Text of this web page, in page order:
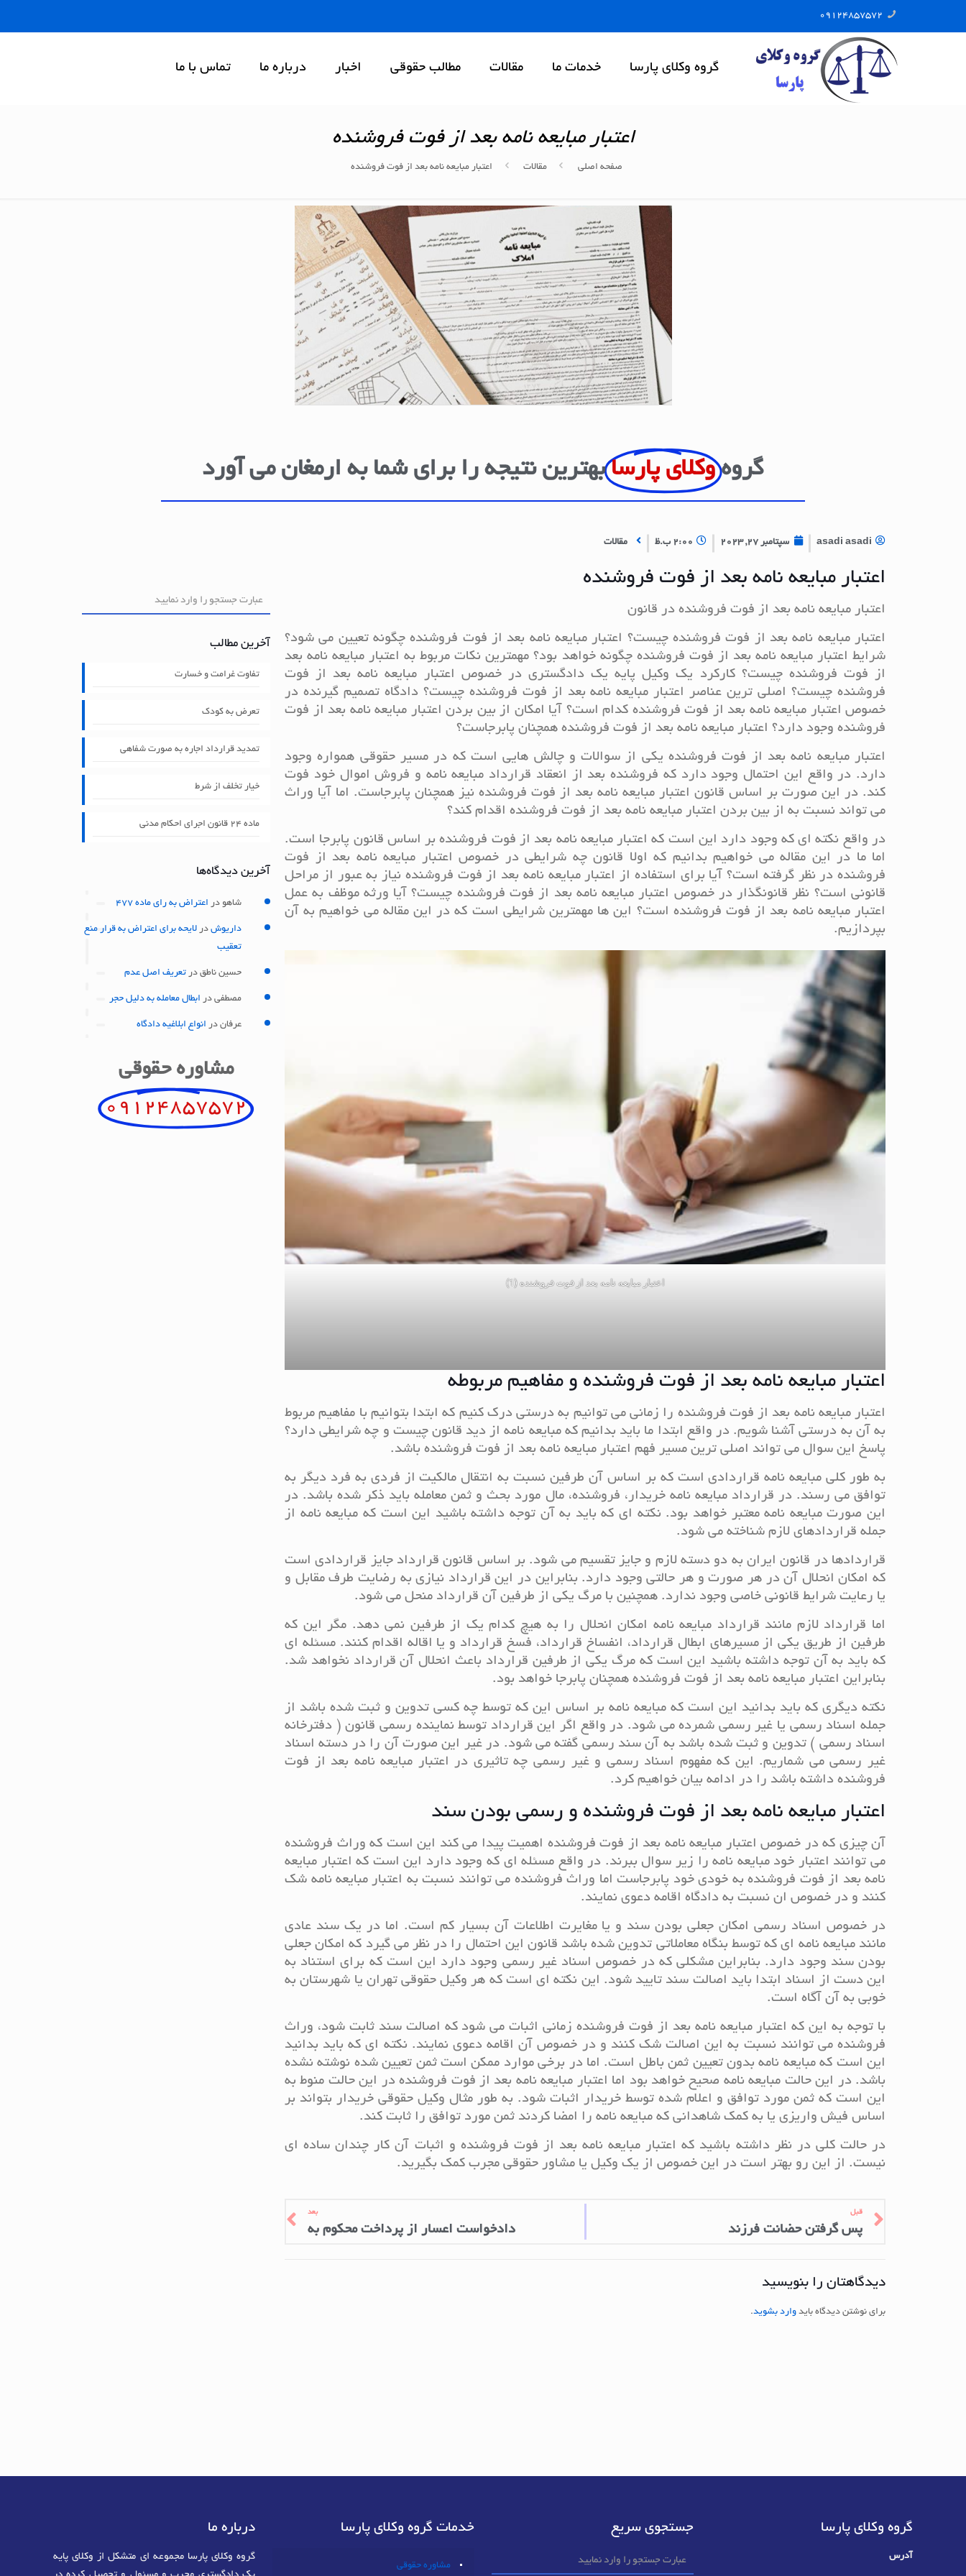
09124857572
گروه وکلای پارسا خدمات ما مقالات مطالب حقوقی اخبار درباره ما تماس با ما
اعتبار مبایعه نامه بعد از فوت فروشنده
صفحه اصلی مقالات اعتبار مبایعه نامه بعد از فوت فروشنده
گروه وکلای پارسا بهترین نتیجه را برای شما به ارمغان می آورد
asadi asadi سپتامبر 27, 2023 2:00 ب.ظ مقالات
اعتبار مبایعه نامه بعد از فوت فروشنده
اعتبار مبایعه نامه بعد از فوت فروشنده در قانون
اعتبار مبایعه نامه بعد از فوت فروشنده چیست؟ اعتبار مبایعه نامه بعد از فوت فروشنده چگونه تعیین می شود؟
شرایط اعتبار مبایعه نامه بعد از فوت فروشنده چگونه خواهد بود؟ مهمترین نکات مربوط به اعتبار مبایعه نامه بعد
از فوت فروشنده چیست؟ کارکرد یک وکیل پایه یک دادگستری در خصوص اعتبار مبایعه نامه بعد از فوت
فروشنده چیست؟ اصلی ترین عناصر اعتبار مبایعه نامه بعد از فوت فروشنده چیست؟ دادگاه تصمیم گیرنده در
خصوص اعتبار مبایعه نامه بعد از فوت فروشنده کدام است؟ آیا امکان از بین بردن اعتبار مبایعه نامه بعد از فوت
فروشنده وجود دارد؟ اعتبار مبایعه نامه بعد از فوت فروشنده همچنان پابرجاست؟
اعتبار مبایعه نامه بعد از فوت فروشنده یکی از سوالات و چالش هایی است که در مسیر حقوقی همواره وجود
دارد. در واقع این احتمال وجود دارد که فروشنده بعد از انعقاد قرارداد مبایعه نامه و فروش اموال خود فوت
کند. در این صورت بر اساس قانون اعتبار مبایعه نامه بعد از فوت فروشنده نیز همچنان پابرجاست. اما آیا وراث
می تواند نسبت به از بین بردن اعتبار مبایعه نامه بعد از فوت فروشنده اقدام کند؟
در واقع نکته ای که وجود دارد این است که اعتبار مبایعه نامه بعد از فوت فروشنده بر اساس قانون پابرجا است.
اما ما در این مقاله می خواهیم بدانیم که اولا قانون چه شرایطی در خصوص اعتبار مبایعه نامه بعد از فوت
فروشنده در نظر گرفته است؟ آیا برای استفاده از اعتبار مبایعه نامه بعد از فوت فروشنده نیاز به عبور از مراحل
قانونی است؟ نظر قانونگذار در خصوص اعتبار مبایعه نامه بعد از فوت فروشنده چیست؟ آیا ورثه موظف به عمل
اعتبار مبایعه نامه بعد از فوت فروشنده است؟ این ها مهمترین شرایطی است که در این مقاله می خواهیم به آن
بپردازیم.
اعتبار مبایعه نامه بعد از فوت فروشنده (1)
اعتبار مبایعه نامه بعد از فوت فروشنده و مفاهیم مربوطه
اعتبار مبایعه نامه بعد از فوت فروشنده را زمانی می توانیم به درستی درک کنیم که ابتدا بتوانیم با مفاهیم مربوط
به آن به درستی آشنا شویم. در واقع ابتدا ما باید بدانیم که مبایعه نامه از دید قانون چیست و چه شرایطی دارد؟
پاسخ این سوال می تواند اصلی ترین مسیر فهم اعتبار مبایعه نامه بعد از فوت فروشنده باشد.
به طور کلی مبایعه نامه قراردادی است که بر اساس آن طرفین نسبت به انتقال مالکیت از فردی به فرد دیگر به
توافق می رسند. در قرارداد مبایعه نامه خریدار، فروشنده، مال مورد بحث و ثمن معامله باید ذکر شده باشد. در
این صورت مبایعه نامه معتبر خواهد بود. نکته ای که باید به آن توجه داشته باشید این است که مبایعه نامه از
جمله قراردادهای لازم شناخته می شود.
قراردادها در قانون ایران به دو دسته لازم و جایز تقسیم می شود. بر اساس قانون قرارداد جایز قراردادی است
که امکان انحلال آن در هر صورت و هر حالتی وجود دارد. بنابراین در این قرارداد نیازی به رضایت طرف مقابل و
یا رعایت شرایط قانونی خاصی وجود ندارد. همچنین با مرگ یکی از طرفین آن قرارداد منحل می شود.
اما قرارداد لازم مانند قرارداد مبایعه نامه امکان انحلال را به هیچ کدام یک از طرفین نمی دهد. مگر این که
طرفین از طریق یکی از مسیرهای ابطال قرارداد، انفساخ قرارداد، فسخ قرارداد و یا اقاله اقدام کنند. مسئله ای
که باید به آن توجه داشته باشید این است که مرگ یکی از طرفین قرارداد باعث انحلال آن قرارداد نخواهد شد.
بنابراین اعتبار مبایعه نامه بعد از فوت فروشنده همچنان پابرجا خواهد بود.
نکته دیگری که باید بدانید این است که مبایعه نامه بر اساس این که توسط چه کسی تدوین و ثبت شده باشد از
جمله اسناد رسمی یا غیر رسمی شمرده می شود. در واقع اگر این قرارداد توسط نماینده رسمی قانون ( دفترخانه
اسناد رسمی ) تدوین و ثبت شده باشد به آن سند رسمی گفته می شود. در غیر این صورت آن را در دسته اسناد
غیر رسمی می شماریم. این که مفهوم اسناد رسمی و غیر رسمی چه تاثیری در اعتبار مبایعه نامه بعد از فوت
فروشنده داشته باشد را در ادامه بیان خواهیم کرد.
اعتبار مبایعه نامه بعد از فوت فروشنده و رسمی بودن سند
آن چیزی که در خصوص اعتبار مبایعه نامه بعد از فوت فروشنده اهمیت پیدا می کند این است که وراث فروشنده
می توانند اعتبار خود مبایعه نامه را زیر سوال ببرند. در واقع مسئله ای که وجود دارد این است که اعتبار مبایعه
نامه بعد از فوت فروشنده به خودی خود پابرجاست اما وراث فروشنده می توانند نسبت به اعتبار مبایعه نامه شک
کنند و در خصوص ان نسبت به دادگاه اقامه دعوی نمایند.
در خصوص اسناد رسمی امکان جعلی بودن سند و یا مغایرت اطلاعات آن بسیار کم است. اما در یک سند عادی
مانند مبایعه نامه ای که توسط بنگاه معاملاتی تدوین شده باشد قانون این احتمال را در نظر می گیرد که امکان جعلی
بودن سند وجود دارد. بنابراین مشکلی که در خصوص اسناد غیر رسمی وجود دارد این است که برای استناد به
این دست از اسناد ابتدا باید اصالت سند تایید شود. این نکته ای است که هر وکیل حقوقی تهران یا شهرستان به
خوبی به آن آگاه است.
با توجه به این که اعتبار مبایعه نامه بعد از فوت فروشنده زمانی اثبات می شود که اصالت سند ثابت شود، وراث
فروشنده می توانند نسبت به این اصالت شک کنند و در خصوص آن اقامه دعوی نمایند. نکته ای که باید بدانید
این است که مبایعه نامه بدون تعیین ثمن باطل است. اما در برخی موارد ممکن است ثمن تعیین شده نوشته نشده
باشد. در این حالت مبایعه نامه صحیح خواهد بود اما اعتبار مبایعه نامه بعد از فوت فروشنده در این حالت منوط به
این است که ثمن مورد توافق و اعلام شده توسط خریدار اثبات شود. به طور مثال وکیل حقوقی خریدار بتواند بر
اساس فیش واریزی یا به کمک شاهدانی که مبایعه نامه را امضا کردند ثمن مورد توافق را ثابت کند.
در حالت کلی در نظر داشته باشید که اعتبار مبایعه نامه بعد از فوت فروشنده و اثبات آن کار چندان ساده ای
نیست. از این رو بهتر است در این خصوص از یک وکیل یا مشاور حقوقی مجرب کمک بگیرید.
قبل
پس گرفتن حضانت فرزند
بعد
دادخواست اعسار از پرداخت محکوم به
دیدگاهتان را بنویسید
برای نوشتن دیدگاه باید وارد بشوید.
آخرین مطالب
تفاوت غرامت و خسارت
تعرض به کودک
تمدید قرارداد اجاره به صورت شفاهی
خیار تخلف از شرط
ماده ۲۴ قانون اجرای احکام مدنی
آخرین دیدگاه‌ها
شاهو در اعتراض به رای ماده 477
داریوشدر لایحه برای اعتراض به قرار منع
تعقیب
حسین ناطقدر تعریف اصل عدم
مصطفیدر ابطال معامله به دلیل حجر
عرفاندر انواع ابلاغیه دادگاه
مشاوره حقوقی
09124857572
گروه وکلای پارسا
آدرس
جستجوی سریع خدمات گروه وکلای پارسا
مشاوره حقوقی
درباره ما
گروه وکلای پارسا مجموعه ای متشکل از وکلای پایه